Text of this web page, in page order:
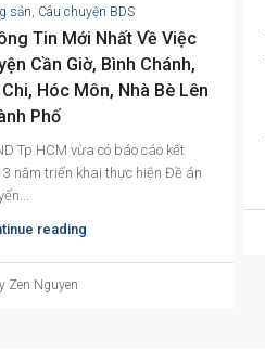
sản, Câu chuyện BDS
Tin Mới Nhất Về Việc
Cần Giờ, Bình Chánh,
Chi, Hóc Môn, Nhà Bè Lên
Phố
Tp.HCM vừa có báo cáo kết
3 năm triển khai thực hiện Đề án
reading
Zen Nguyen